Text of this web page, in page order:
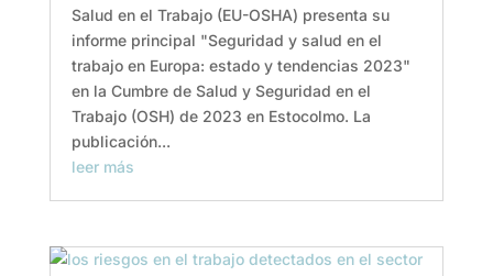
Salud en el Trabajo (EU-OSHA) presenta su
informe principal "Seguridad y salud en el
trabajo en Europa: estado y tendencias 2023"
en la Cumbre de Salud y Seguridad en el
Trabajo (OSH) de 2023 en Estocolmo. La
publicación...
leer más